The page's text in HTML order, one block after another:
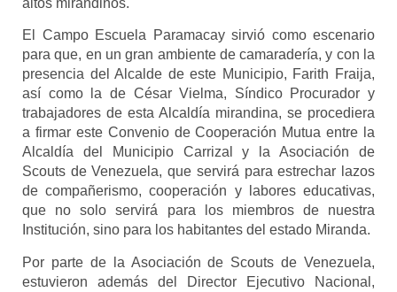
altos mirandinos.
El Campo Escuela Paramacay sirvió como escenario
para que, en un gran ambiente de camaradería, y con la
presencia del Alcalde de este Municipio, Farith Fraija,
así como la de César Vielma, Síndico Procurador y
trabajadores de esta Alcaldía mirandina, se procediera
a firmar este Convenio de Cooperación Mutua entre la
Alcaldía del Municipio Carrizal y la Asociación de
Scouts de Venezuela, que servirá para estrechar lazos
de compañerismo, cooperación y labores educativas,
que no solo servirá para los miembros de nuestra
Institución, sino para los habitantes del estado Miranda.
Por parte de la Asociación de Scouts de Venezuela,
estuvieron además del Director Ejecutivo Nacional,